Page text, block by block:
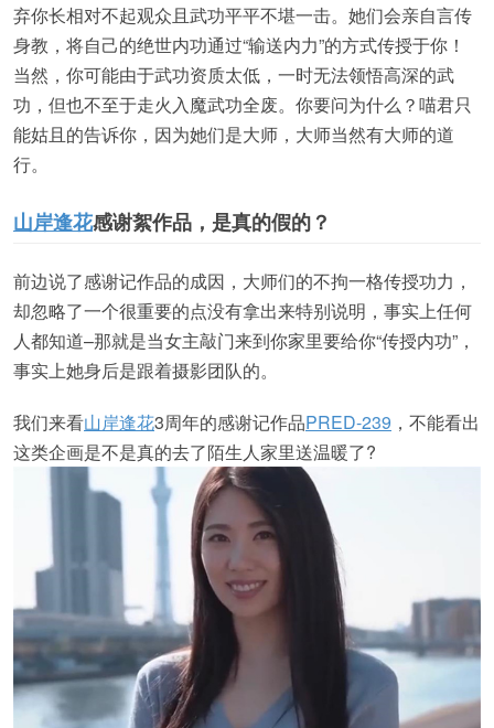
弃你长相对不起观众且武功平平不堪一击。她们会亲自言传
身教，将自己的绝世内功通过“输送内力”的方式传授于你！
当然，你可能由于武功资质太低，一时无法领悟高深的武
功，但也不至于走火入魔武功全废。你要问为什么？喵君只
能姑且的告诉你，因为她们是大师，大师当然有大师的道
行。
山岸逢花感谢絮作品，是真的假的？
前边说了感谢记作品的成因，大师们的不拘一格传授功力，
却忽略了一个很重要的点没有拿出来特别说明，事实上任何
人都知道–那就是当女主敲门来到你家里要给你“传授内功”，
事实上她身后是跟着摄影团队的。
我们来看山岸逢花3周年的感谢记作品PRED-239 ，不能看出
这类企画是不是真的去了陌生人家里送温暖了?